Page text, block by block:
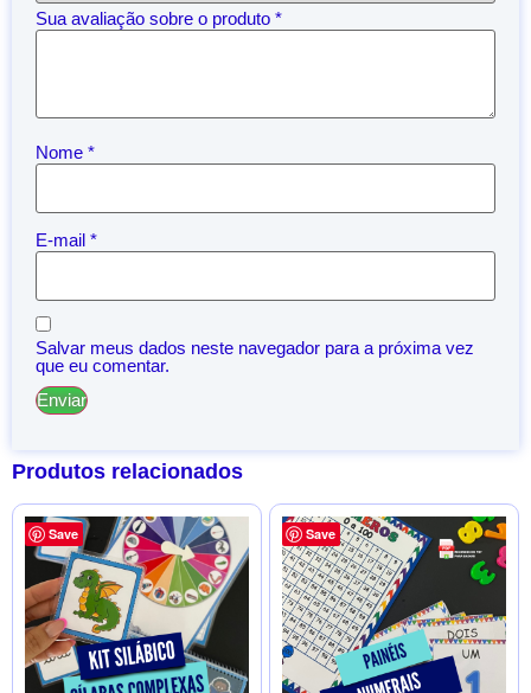
Sua avaliação sobre o produto *
Nome *
E-mail *
Salvar meus dados neste navegador para a próxima vez
que eu comentar.
Produtos relacionados
Save Save